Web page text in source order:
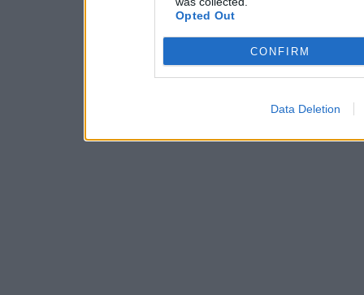
Opted Out
CONFIRM
Data Deletion